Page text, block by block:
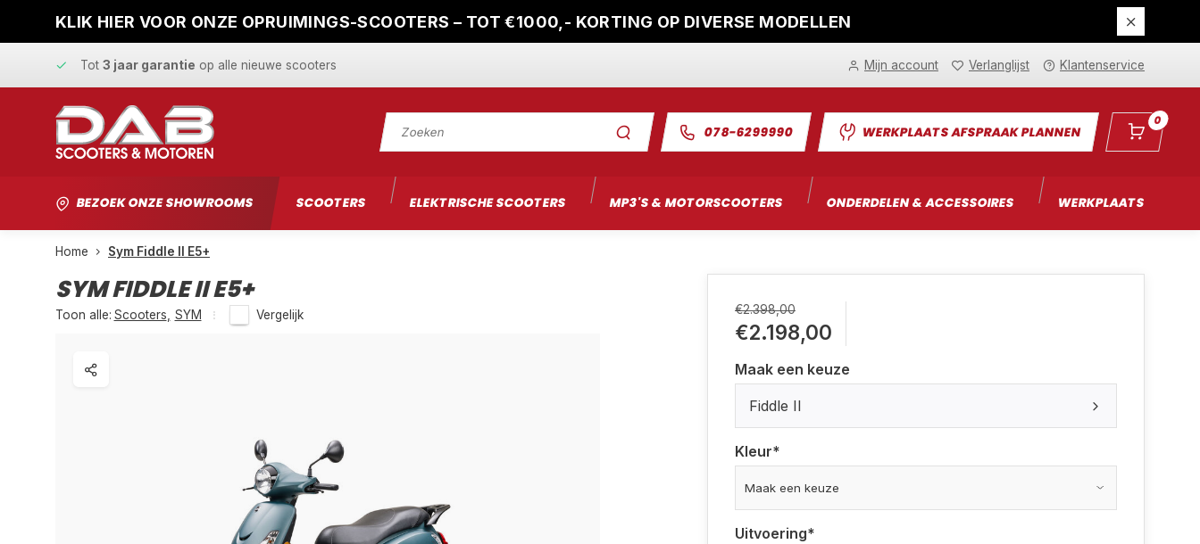
KLIK HIER VOOR ONZE OPRUIMINGS-SCOOTERS – TOT €1000,- KORTING OP DIVERSE MODELLEN
Snelle leveringen vaste scherpe prijzen
Tot 3 jaar garantie op alle nieuwe scooters
Gratis ophaalservicebij reparatie
Snelle leveringenvaste scherpe prijzen
Mijn account Verlanglijst Klantenservice
078-6299990 WERKPLAATS AFSPRAAK PLANNEN
0
BEZOEK ONZE SHOWROOMS SCOOTERS ELEKTRISCHE SCOOTERS MP3'S & MOTORSCOOTERS ONDERDELEN & ACCESSOIRES WERKPLAATS
Home Sym Fiddle II E5+
SYM FIDDLE II E5+
Toon alle: Scooters SYM Vergelijk €2.398,00
€2.198,00
Maak een keuze
Fiddle II
Kleur*
Uitvoering*